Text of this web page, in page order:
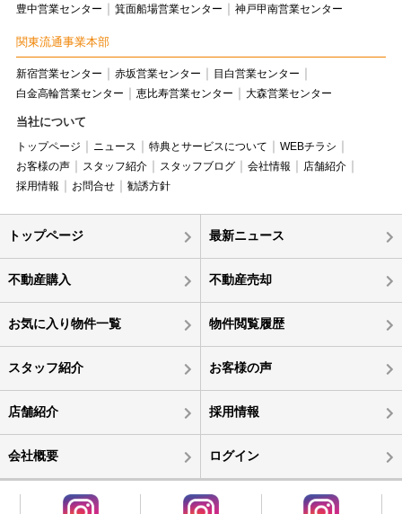
豊中営業センター
箕面船場営業センター 神戸甲南営業センター
関東流通事業本部
新宿営業センター 赤坂営業センター
目白営業センター
白金高輪営業センター
恵比寿営業センター 大森営業センター
当社について
トップページ ニュース 特典とサービスについて
WEBチラシ
お客様の声
スタッフ紹介 スタッフブログ 会社情報
店舗紹介
採用情報
お問合せ 勧誘方針
トップページ 最新ニュース
不動産購入 不動産売却
お気に入り物件一覧 物件閲覧履歴
スタッフ紹介 お客様の声
店舗紹介 採用情報
会社概要 ログイン